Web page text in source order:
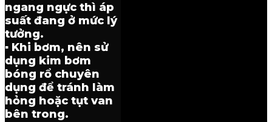
ngang ngực thì áp
suất đang ở mức lý
tưởng.
▪ Khi bơm, nên sử
dụng kim bơm
bóng rổ chuyên
dụng để tránh làm
hỏng hoặc tụt van
bên trong.